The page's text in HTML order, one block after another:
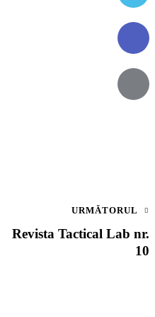
URMĂTORUL
Revista Tactical Lab nr.
10